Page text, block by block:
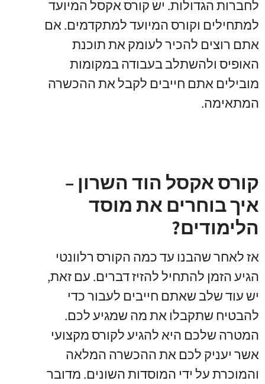
לחברות הגדולות. יש קורס אקסל המיועד
למתחילים וקורס המיועד למתקדמים. אם
אתם רוצים להכיר לעומק את תוכנת
האופיס ולהשתלב בעבודה במקומות
מובילים אתם חייבים לקבל את ההכשרה
המתאימה.
קורס אקסל הוד השרון –
איך בוחרים את מוסד
הלימודים?
אז לאחר שהבנו עד כמה הקורס רלוונטי
הגיע הזמן להתחיל להזיז דברים. עם זאת,
יש עוד שלב שאתם חייבים לעבור כדי
להבטיח שתקבלו את מה שמגיע לכם.
המטרה שלכם היא להגיע לקורס מקצועי
אשר יעניק לכם את ההכשרה המלאה
והמוכרת על ידי המוסדות השונים. מדובר